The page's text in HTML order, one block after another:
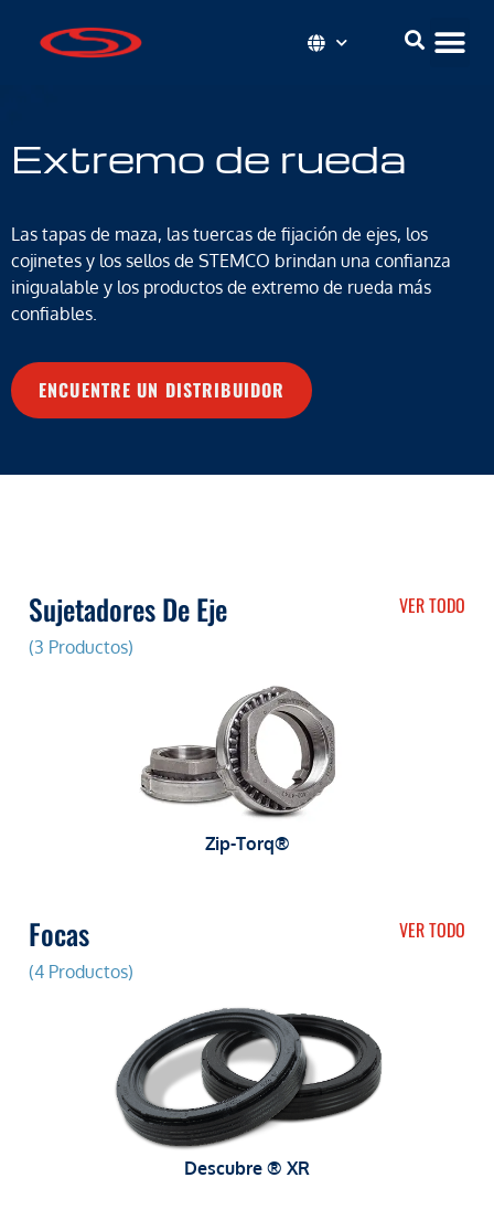
Extremo de rueda
Las tapas de maza, las tuercas de fijación de ejes, los
cojinetes y los sellos de STEMCO brindan una confianza
inigualable y los productos de extremo de rueda más
confiables.
ENCUENTRE UN DISTRIBUIDOR
Sujetadores De Eje
(3 Productos)
VER TODO
Zip-Torq®
Focas
(4 Productos)
VER TODO
Descubre ® XR